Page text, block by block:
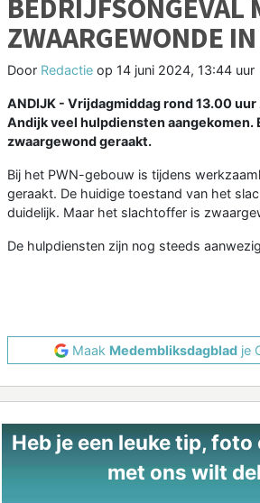
BEDRIJFSONGEVAL
ZWAARGEWONDE
Door Redactie op 14 juni 2024, 13:44 uur
ANDIJK - Vrijdagmiddag rond 13.00
Andijk veel hulpdiensten aangekomen.
zwaargewond geraakt.
Bij het PWN-gebouw is tijdens
geraakt. De huidige toestand van het
duidelijk. Maar het slachtoffer is
De hulpdiensten zijn nog steeds
Maak Medembliksdagbladje
Heb je een leuke tip,
met ons wilt